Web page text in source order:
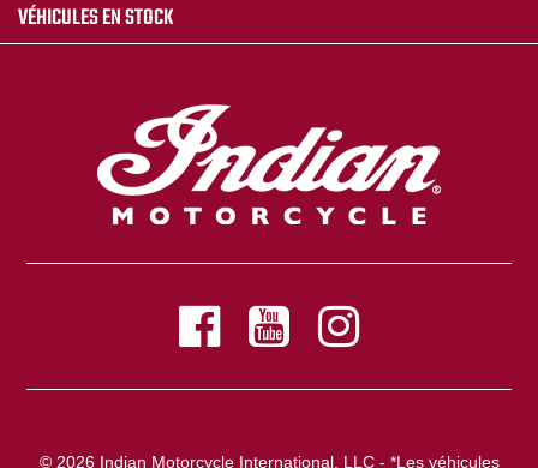
VÉHICULES EN STOCK
© 2026 Indian Motorcycle International, LLC - *Les véhicules